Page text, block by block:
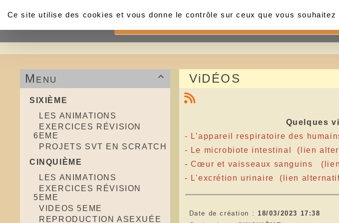
Accueil Contact

Menu
SIXIÈME
LES ANIMATIONS
EXERCICES RÉVISION
6EME
PROJETS SVT EN SCRATCH
CINQUIÈME
LES ANIMATIONS
EXERCICES RÉVISION
5EME
VIDEOS 5EME
REPRODUCTION ASEXUÉE
ViDÉOS
Quelques
- L'appareil respiratoire des
- Le microbiote intestinal ( lien
- Cœur et vaisseaux sanguins (
- L'excrétion urinaire ( lien
Date de création : 18/03/2023 17:38
Ce site utilise des cookies et vous donne le contrôle sur ceux que vous souhaitez